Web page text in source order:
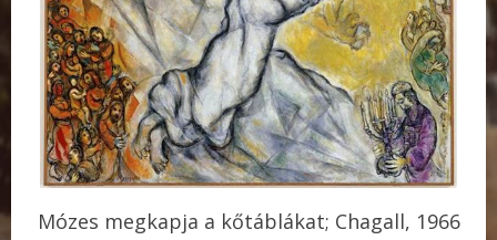
Mózes megkapja a kőtáblákat; Chagall, 1966